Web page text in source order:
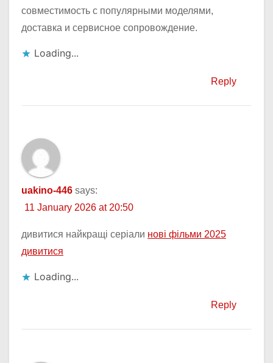
совместимость с популярными моделями,
доставка и сервисное сопровождение.
Loading...
Reply
uakino-446 says:
11 January 2026 at 20:50
дивитися найкращі серіали нові фільми 2025
дивитися
Loading...
Reply